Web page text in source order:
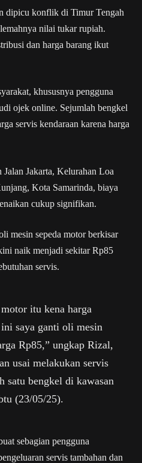
dipicu konflik di Timur Tengah
nilai tukar rupiah.
dan harga barang ikut
khususnya pengguna
ojek online. Sejumlah bengkel
servis kendaraan karena harga
Jakarta, Kelurahan Loa
Kota Samarinda, biaya
cukup signifikan.
mesin sepeda motor berkisar
naik menjadi sekitar Rp85
servis.
itu kena harga
saya ganti oli mesin
Rp85,” ungkap Rizal,
usai melakukan servis
satu bengkel di kawasan
(23/05/25).
sebagian pengguna
servis tambahan dan